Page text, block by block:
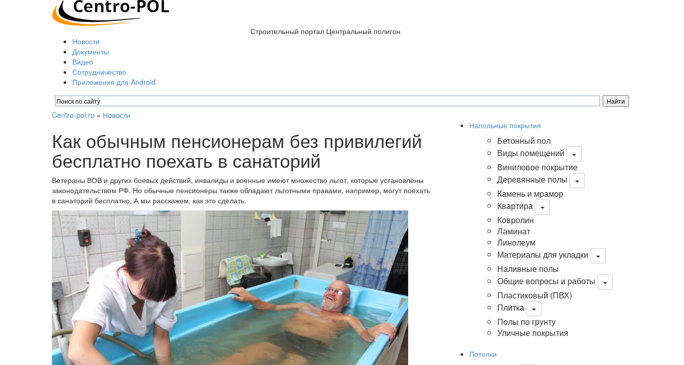
Строительный портал Центральный полигон
Новости
Документы
Видео
Сотрудничество
Приложения для Android
Centro-pol.ru » Новости
Как обычным пенсионерам без привилегий
бесплатно поехать в санаторий
Ветераны ВОВ и других боевых действий, инвалиды и военные имеют множество льгот, которые установлены
законодательством РФ. Но обычные пенсионеры также обладают льготными правами, например, могут поехать
в санаторий бесплатно. А мы расскажем, как это сделать.
Напольные покрытия
Бетонный пол
Виды помещений
Виниловое покрытие
Деревянные полы
Камень и мрамор
Квартира
Ковролин
Ламинат
Линолеум
Материалы для укладки
Наливные полы
Общие вопросы и работы
Пластиковый (ПВХ)
Плитка
Полы по грунту
Уличные покрытия
Потолки